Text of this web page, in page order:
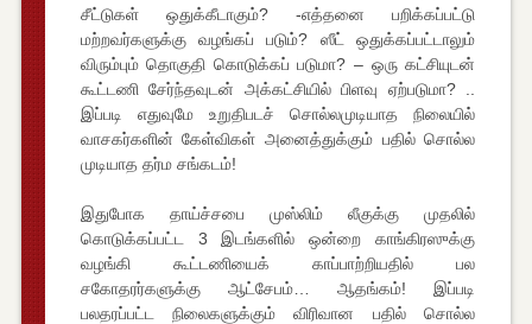
சீட்டுகள் ஒதுக்கீடாகும்? -எத்தனை பறிக்கப்பட்டு
மற்றவர்களுக்கு வழங்கப் படும்? ஸீட் ஒதுக்கப்பட்டாலும்
விரும்பும் தொகுதி கொடுக்கப் படுமா? – ஒரு கட்சியுடன்
கூட்டணி சேர்ந்தவுடன் அக்கட்சியில் பிளவு ஏற்படுமா? ..
இப்படி எதுவுமே உறுதிபடச் சொல்லமுடியாத நிலையில்
வாசகர்களின் கேள்விகள் அனைத்துக்கும் பதில் சொல்ல
முடியாத தர்ம சங்கடம்!
இதுபோக தாய்ச்சபை முஸ்லிம் லீகுக்கு முதலில்
கொடுக்கப்பட்ட 3 இடங்களில் ஒன்றை காங்கிரஸுக்கு
வழங்கி கூட்டணியைக் காப்பாற்றியதில் பல
சகோதரர்களுக்கு ஆட்சேபம்… ஆதங்கம்! இப்படி
பலதரப்பட்ட நிலைகளுக்கும் விரிவான பதில் சொல்ல